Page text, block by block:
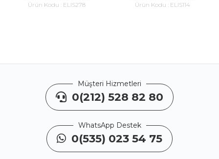
Ürün Kodu : ELIS278 Ürün Kodu : ELIS114
Müşteri Hizmetleri
0(212) 528 82 80
WhatsApp Destek
0(535) 023 54 75